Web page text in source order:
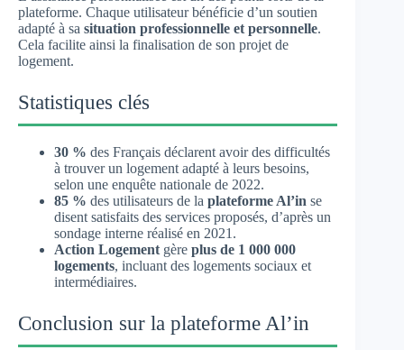
plateforme. Chaque utilisateur bénéficie d’un soutien
adapté à sa situation professionnelle et personnelle.
Cela facilite ainsi la finalisation de son projet de
logement.
Statistiques clés
30 % des Français déclarent avoir des difficultés
à trouver un logement adapté à leurs besoins,
selon une enquête nationale de 2022.
85 % des utilisateurs de la plateforme Al’in se
disent satisfaits des services proposés, d’après un
sondage interne réalisé en 2021.
Action Logement gère plus de 1 000 000
logements, incluant des logements sociaux et
intermédiaires.
Conclusion sur la plateforme Al’in